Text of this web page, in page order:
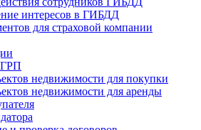
интересов в ГИБДД
для страховой компании
недвижимости для покупки
недвижимости для аренды